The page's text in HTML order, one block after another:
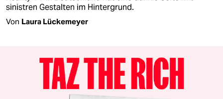
sinistren Gestalten im Hintergrund.
Von Laura Lückemeyer